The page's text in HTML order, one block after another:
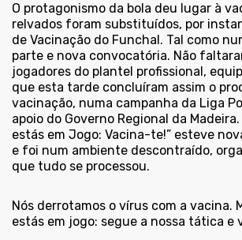
O protagonismo da bola deu lugar à
relvados foram substituídos, por
de Vacinação do Funchal. Tal como
parte e nova convocatória. Não
jogadores do plantel profissional,
que esta tarde concluíram assim o
vacinação, numa campanha da Liga
apoio do Governo Regional da Madeira.
estás em Jogo: Vacina-te!” esteve
e foi num ambiente descontraído,
que tudo se processou.
Nós derrotamos o vírus com a vacina.
estás em jogo: segue a nossa tática e